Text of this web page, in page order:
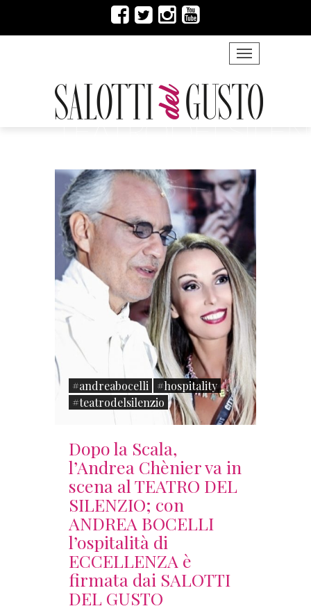
TOGGLE
#andreabocelli
#hospitality
#teatrodelsilenzio
Dopo la Scala,
l’Andrea Chènier va in
scena al TEATRO DEL
SILENZIO; con
ANDREA BOCELLI
l’ospitalità di
ECCELLENZA è
firmata dai SALOTTI
DEL GUSTO